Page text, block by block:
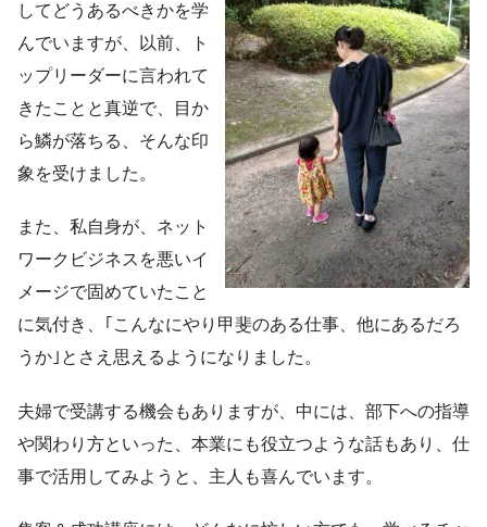
してどうあるべきかを学
んでいますが、以前、ト
ップリーダーに言われて
きたことと真逆で、目か
ら鱗が落ちる、そんな印
象を受けました。
また、私自身が、ネット
ワークビジネスを悪いイ
メージで固めていたこと
に気付き、｢こんなにやり甲斐のある仕事、他にあるだろ
うか｣とさえ思えるようになりました。
夫婦で受講する機会もありますが、中には、部下への指導
や関わり方といった、本業にも役立つような話もあり、仕
事で活用してみようと、主人も喜んでいます。